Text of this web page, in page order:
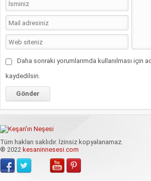
Daha sonraki yorumlarımda kullanılması için
kaydedilsin.
Tüm hakları saklıdır. İzinsiz kopyalanamaz.
® 2022 kesaninnesesi.com